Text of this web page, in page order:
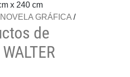
x 240 cm
GRÁFICA /
de